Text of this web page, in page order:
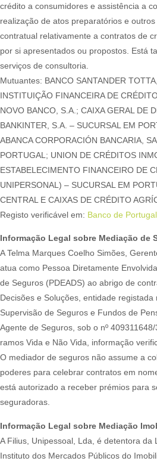
crédito a consumidores e assistência a
realização de atos preparatórios e
contratual relativamente a contratos de
por si apresentados ou propostos. Está
serviços de consultoria.
Mutuantes: BANCO SANTANDER
INSTITUIÇÃO FINANCEIRA DE
NOVO BANCO, S.A.; CAIXA GERAL DE
BANKINTER, S.A. – SUCURSAL EM
ABANCA CORPORACIÓN BANCARIA,
PORTUGAL; UNION DE CRÉDITOS
ESTABELECIMENTO FINANCEIRO DE
UNIPERSONAL) – SUCURSAL EM
CENTRAL E CAIXAS DE CRÉDITO
Registo verificável em: Banco de Portugal
Informação Legal sobre Mediação de
A Telma Marques Coelho Simões,
atua como Pessoa Diretamente
de Seguros (PDEADS) ao abrigo de
Decisões e Soluções, entidade registada
Supervisão de Seguros e Fundos de
Agente de Seguros, sob o nº
ramos Vida e Não Vida, informação
O mediador de seguros não assume a
poderes para celebrar contratos em
está autorizado a receber prémios para
seguradoras.
Informação Legal sobre Mediação
A Filius, Unipessoal, Lda, é detentora da
Instituto dos Mercados Públicos do